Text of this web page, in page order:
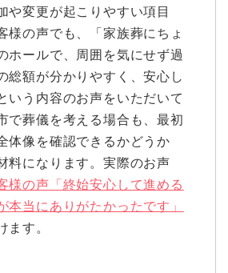
や変更が起こりやすい項目
様の声でも、「家族葬にちょ
ホールで、周囲を気にせず過
総額が分かりやすく、安心し
いう内容のお声をいただいて
で葬儀を考える場合も、最初
体像を確認できるかどうか
料になります。実際のお声
様の声「終始安心して進める
本当にありがたかったです」
ます。